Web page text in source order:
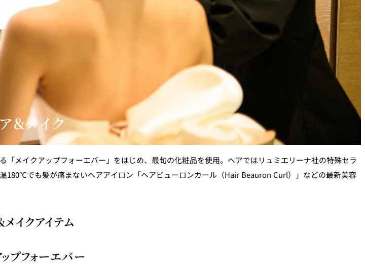
＆メイク
メイクアップフォーエバー」をはじめ、最旬の化粧品を使用。ヘアではリュミエリーナ社の特殊セラ
180℃でも髪が痛まないヘアアイロン「ヘアビューロンカール（Hair Beauron Curl）」などの最新美容
メイクアイテム
ップフォーエバー